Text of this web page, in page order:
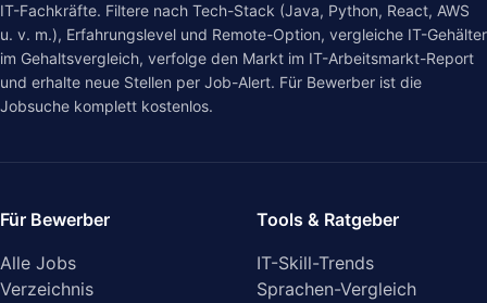
IT-Fachkräfte. Filtere nach Tech-Stack (Java, Python, React, AWS
u. v. m.), Erfahrungslevel und Remote-Option, vergleiche IT-Gehälter
im Gehaltsvergleich, verfolge den Markt im IT-Arbeitsmarkt-Report
und erhalte neue Stellen per Job-Alert. Für Bewerber ist die
Jobsuche komplett kostenlos.
Für Bewerber
Alle Jobs
Verzeichnis
Tools & Ratgeber
IT-Skill-Trends
Sprachen-Vergleich